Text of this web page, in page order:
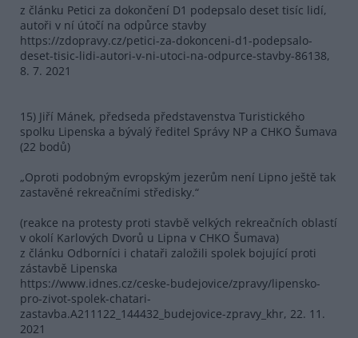
z článku Petici za dokončení D1 podepsalo deset tisíc lidí,
autoři v ní útočí na odpůrce stavby
https://zdopravy.cz/petici-za-dokonceni-d1-podepsalo-
deset-tisic-lidi-autori-v-ni-utoci-na-odpurce-stavby-86138,
8. 7. 2021
15) Jiří Mánek, předseda představenstva Turistického
spolku Lipenska a bývalý ředitel Správy NP a CHKO Šumava
(22 bodů)
„Oproti podobným evropským jezerům není Lipno ještě tak
zastavěné rekreačními středisky.“
(reakce na protesty proti stavbě velkých rekreačních oblastí
v okolí Karlových Dvorů u Lipna v CHKO Šumava)
z článku Odborníci i chataři založili spolek bojující proti
zástavbě Lipenska
https://www.idnes.cz/ceske-budejovice/zpravy/lipensko-
pro-zivot-spolek-chatari-
zastavba.A211122_144432_budejovice-zpravy_khr, 22. 11.
2021